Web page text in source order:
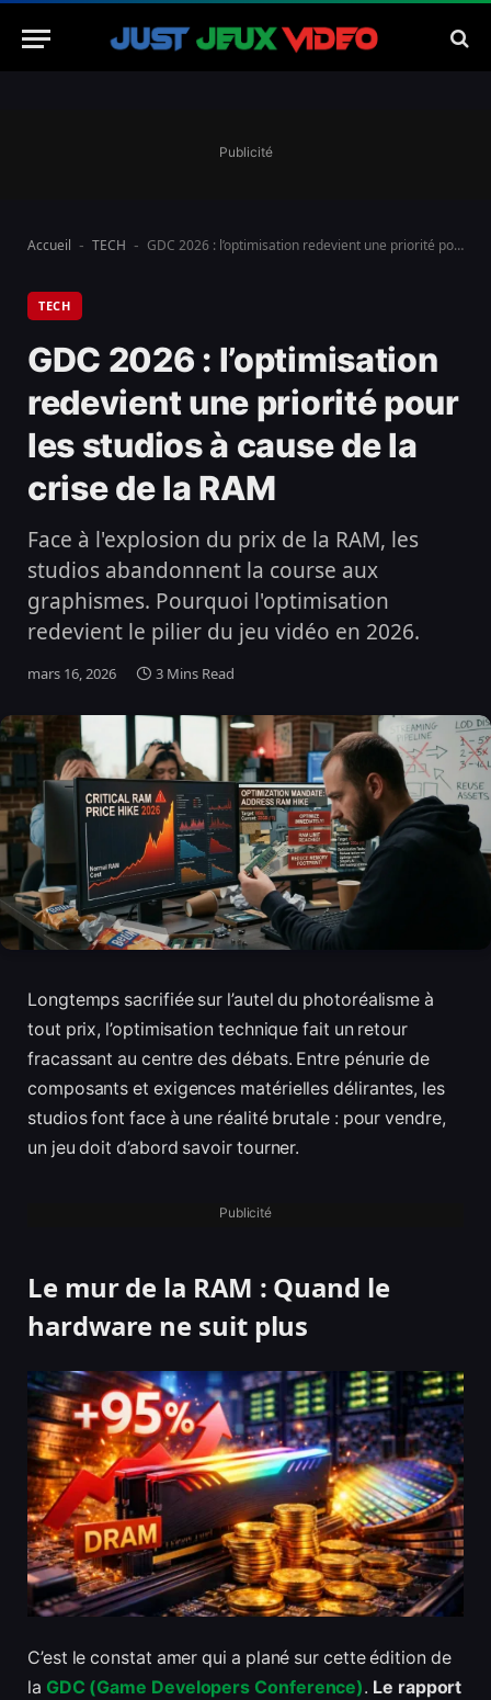
Publicité
Accueil - TECH - GDC 2026 : l’optimisation redevient une priorité pour les studios à cause de la crise de la RAM
TECH
GDC 2026 : l’optimisation
redevient une priorité pour
les studios à cause de la
crise de la RAM
Face à l'explosion du prix de la RAM, les
studios abandonnent la course aux
graphismes. Pourquoi l'optimisation
redevient le pilier du jeu vidéo en 2026.
mars 16, 2026 3 Mins Read
Longtemps sacrifiée sur l’autel du photoréalisme à
tout prix, l’optimisation technique fait un retour
fracassant au centre des débats. Entre pénurie de
composants et exigences matérielles délirantes, les
studios font face à une réalité brutale : pour vendre,
un jeu doit d’abord savoir tourner.
Publicité
Le mur de la RAM : Quand le
hardware ne suit plus
C’est le constat amer qui a plané sur cette édition de
la GDC (Game Developers Conference). Le rapport